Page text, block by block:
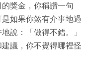
獎金，你稱讚一句
如果你煞有介事地過
說：「做得不錯。」
議，你不覺得哪裡怪